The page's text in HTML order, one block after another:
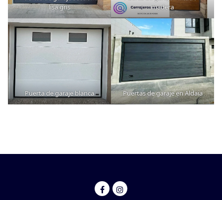
lisa gris
madera
Puerta de garaje blanca Puertas de garaje en Aldaia